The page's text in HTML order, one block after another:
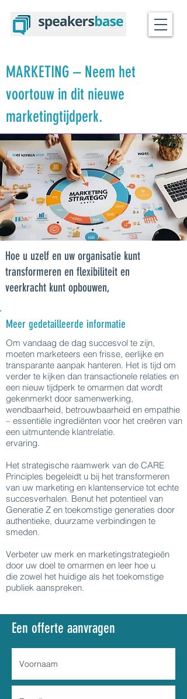
MARKETING – Neem het
voortouw in dit nieuwe
marketingtijdperk.
Hoe u uzelf en uw organisatie kunt
transformeren en flexibiliteit en
veerkracht kunt opbouwen,
Meer gedetailleerde informatie
Om vandaag de dag succesvol te zijn,
moeten marketeers een frisse, eerlijke en
transparante aanpak hanteren. Het is tijd om
verder te kijken dan transactionele relaties en
een nieuw tijdperk te omarmen dat wordt
gekenmerkt door samenwerking,
wendbaarheid, betrouwbaarheid en empathie
– essentiële ingrediënten voor het creëren van
een uitmuntende klantrelatie.
ervaring.
Het strategische raamwerk van de CARE
Principles begeleidt u bij het transformeren
van uw marketing en klantenservice tot echte
succesverhalen. Benut het potentieel van
Generatie Z en toekomstige generaties door
authentieke, duurzame verbindingen te
smeden.
Verbeter uw merk en marketingstrategieën
door uw doel te omarmen en leer hoe u
die zowel het huidige als het toekomstige
publiek aanspreken.
Een offerte aanvragen